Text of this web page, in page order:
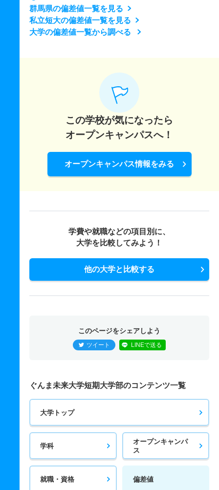
群馬県の偏差値一覧を見る
私立短大の偏差値一覧を見る
大学の偏差値一覧から調べる
この学校が気になったら
オープンキャンパスへ！
オープンキャンパス情報をみる
学費や就職などの項目別に、
大学を比較してみよう！
他の大学と比較する
このページをシェアしよう
ツイート LINEで送る
ぐんま未来大学短期大学部のコンテンツ一覧
大学トップ
学科
オープンキャンパ
ス
就職・資格 偏差値